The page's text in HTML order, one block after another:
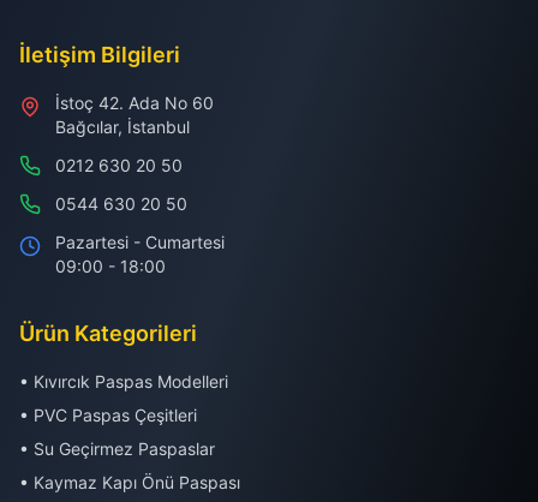
İletişim Bilgileri
İstoç 42. Ada No 60
Bağcılar, İstanbul
0212 630 20 50
0544 630 20 50
Pazartesi - Cumartesi
09:00 - 18:00
Ürün Kategorileri
• Kıvırcık Paspas Modelleri
• PVC Paspas Çeşitleri
• Su Geçirmez Paspaslar
• Kaymaz Kapı Önü Paspası